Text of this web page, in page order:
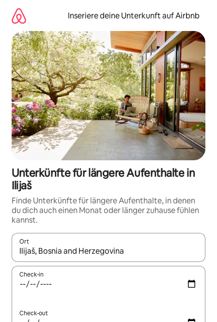
Inhalten
springen
Inseriere deine Unterkunft auf Airbnb
Unterkünfte für längere Aufenthalte in
Ilijaš
Finde Unterkünfte für längere Aufenthalte, in denen
du dich auch einen Monat oder länger zuhause fühlen
kannst.
Ort
Wenn Ergebnisse verfügbar sind, navigiere mit den
Check-in
Check-out